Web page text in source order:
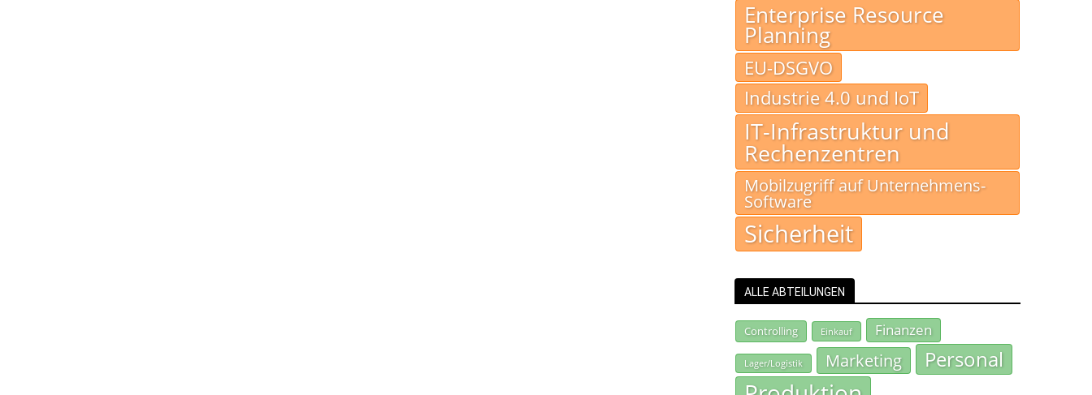
Enterprise Resource
Planning
EU-DSGVO
Industrie 4.0 und IoT
IT-Infrastruktur und
Rechenzentren
Mobilzugriff auf Unternehmens-
Software
Sicherheit
ALLE ABTEILUNGEN
Controlling Einkauf Finanzen
Lager/Logistik Marketing Personal